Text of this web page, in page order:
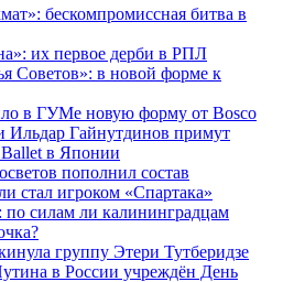
бескомпромиссная битва в
их первое дерби в РПЛ
Советов»: в новой форме к
в ГУМе новую форму от Bosco
Ильдар Гайнутдинов примут
Ballet в Японии
пополнил состав
стал игроком «Спартака»
силам ли калининградцам
группу Этери Тутберидзе
в России учреждён День